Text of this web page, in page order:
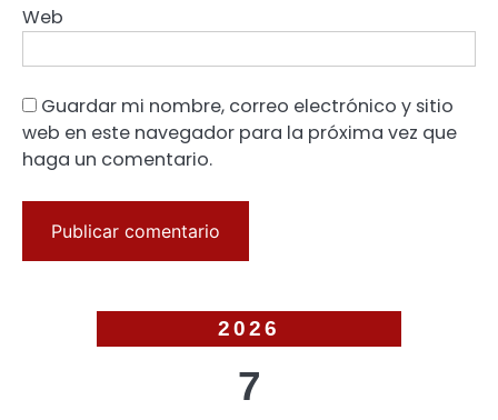
Web
Guardar mi nombre, correo electrónico y sitio
web en este navegador para la próxima vez que
haga un comentario.
2026
7